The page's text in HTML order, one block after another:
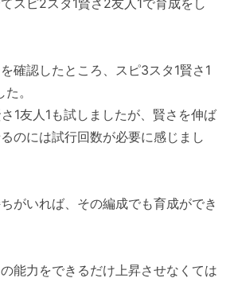
確認したところ、スピ3スタ1賢さ1
。
1友人1も試しましたが、賢さを伸ば
のには試行回数が必要に感じまし
がいれば、その編成でも育成ができ
能力をできるだけ上昇させなくては